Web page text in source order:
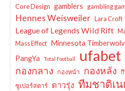
Core Design gamblers gambling
Hennes Weisweiler Lara Croft
League of Legends Wild Rift
Mass Effect Minnesota
PangYa Total Football ufabet
กองกลาง กองหน้า กองหลัง
ซูเปอร์สตาร์ ดาวรุ่ง ทีมชาติเ